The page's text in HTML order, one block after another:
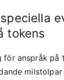
tokens
för anspråk på
milstolpar